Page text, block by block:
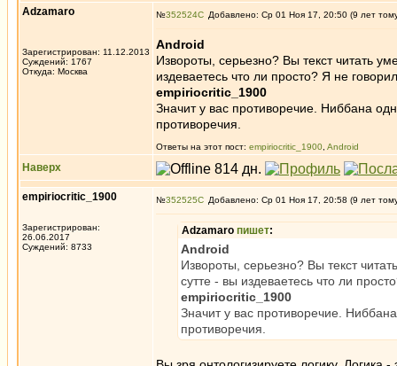
Adzamaro
Зарегистрирован: 11.12.2013
Суждений: 1767
Откуда: Москва
№352524 Добавлено: Ср 01 Ноя 17, 20:50 (9 лет
Android
Извороты, серьезно? Вы текст читать
издеваетесь что ли просто? Я не
empiriocritic_1900
Значит у вас противоречие. Ниббана
противоречия.
Ответы на этот пост: empiriocritic_1900 Android
Наверх
empiriocritic_1900
Зарегистрирован:
26.06.2017
Суждений: 8733
№352525 Добавлено: Ср 01 Ноя 17, 20:58 (9 лет
Adzamaro пишет:
Android
Извороты, серьезно? Вы текст
сутте - вы издеваетесь что ли
empiriocritic_1900
Значит у вас противоречие.
противоречия.